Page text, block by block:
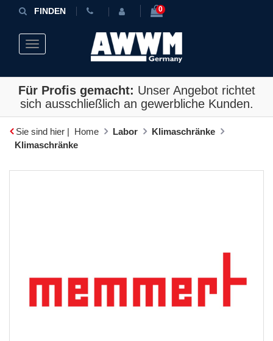
FINDEN 0
Toggle navigation
Für Profis gemacht: Unser Angebot richtet
sich ausschließlich an gewerbliche Kunden.
Sie sind hier | Home Labor
Klimaschränke
Klimaschränke